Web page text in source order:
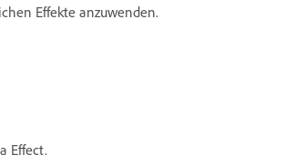
Effekte anzuwenden.
Effect.